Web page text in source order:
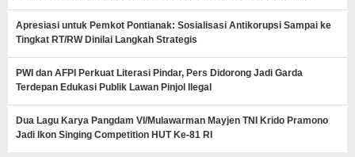
Apresiasi untuk Pemkot Pontianak: Sosialisasi Antikorupsi Sampai ke
Tingkat RT/RW Dinilai Langkah Strategis
PWI dan AFPI Perkuat Literasi Pindar, Pers Didorong Jadi Garda
Terdepan Edukasi Publik Lawan Pinjol Ilegal
Dua Lagu Karya Pangdam VI/Mulawarman Mayjen TNI Krido Pramono
Jadi Ikon Singing Competition HUT Ke-81 RI